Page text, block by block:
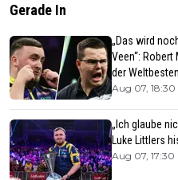
Gerade In
„Das wird
Veen“:
der Weltbesten
Aug 07, 18:30
„Ich glaube
Luke Littlers
Aug 07, 17:30